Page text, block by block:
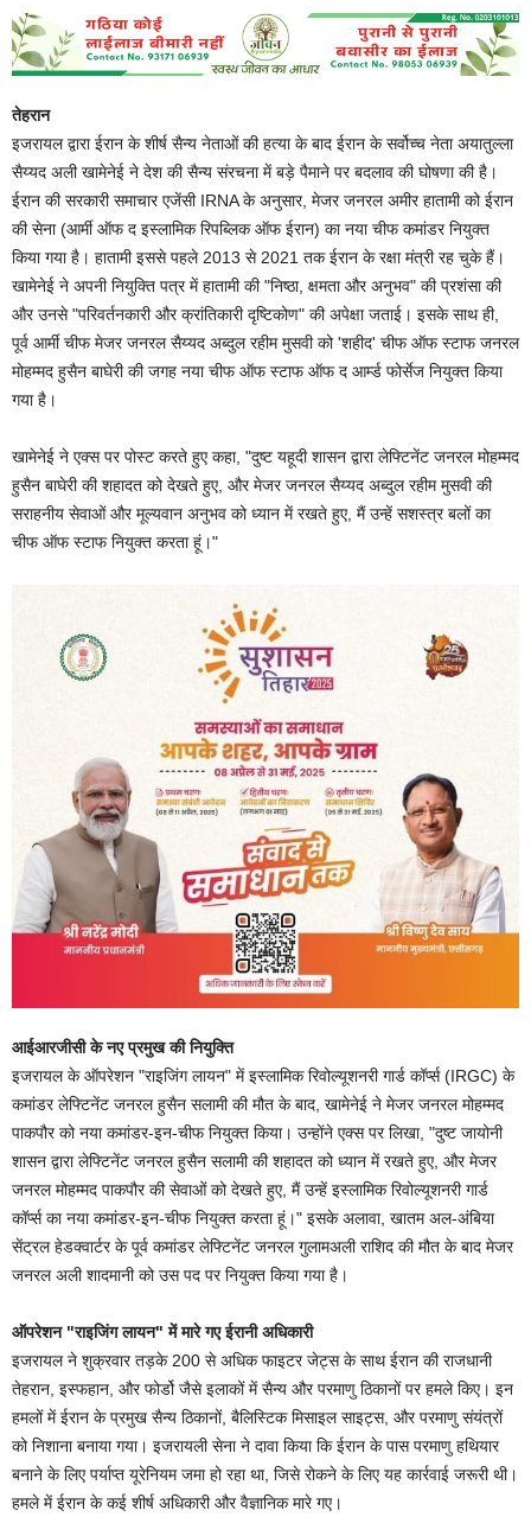
तेहरान
इजरायल द्वारा ईरान के शीर्ष सैन्य नेताओं की हत्या के बाद ईरान के सर्वोच्च नेता अयातुल्ला
सैय्यद अली खामेनेई ने देश की सैन्य संरचना में बड़े पैमाने पर बदलाव की घोषणा की है।
ईरान की सरकारी समाचार एजेंसी IRNA के अनुसार, मेजर जनरल अमीर हातामी को ईरान
की सेना (आर्मी ऑफ द इस्लामिक रिपब्लिक ऑफ ईरान) का नया चीफ कमांडर नियुक्त
किया गया है। हातामी इससे पहले 2013 से 2021 तक ईरान के रक्षा मंत्री रह चुके हैं।
खामेनेई ने अपनी नियुक्ति पत्र में हातामी की "निष्ठा, क्षमता और अनुभव" की प्रशंसा की
और उनसे "परिवर्तनकारी और क्रांतिकारी दृष्टिकोण" की अपेक्षा जताई। इसके साथ ही,
पूर्व आर्मी चीफ मेजर जनरल सैय्यद अब्दुल रहीम मुसवी को 'शहीद' चीफ ऑफ स्टाफ जनरल
मोहम्मद हुसैन बाघेरी की जगह नया चीफ ऑफ स्टाफ ऑफ द आर्म्ड फोर्सेज नियुक्त किया
गया है।
खामेनेई ने एक्स पर पोस्ट करते हुए कहा, "दुष्ट यहूदी शासन द्वारा लेफ्टिनेंट जनरल मोहम्मद
हुसैन बाघेरी की शहादत को देखते हुए, और मेजर जनरल सैय्यद अब्दुल रहीम मुसवी की
सराहनीय सेवाओं और मूल्यवान अनुभव को ध्यान में रखते हुए, मैं उन्हें सशस्त्र बलों का
चीफ ऑफ स्टाफ नियुक्त करता हूं।"
आईआरजीसी के नए प्रमुख की नियुक्ति
इजरायल के ऑपरेशन "राइजिंग लायन" में इस्लामिक रिवोल्यूशनरी गार्ड कॉर्प्स (IRGC) के
कमांडर लेफ्टिनेंट जनरल हुसैन सलामी की मौत के बाद, खामेनेई ने मेजर जनरल मोहम्मद
पाकपौर को नया कमांडर-इन-चीफ नियुक्त किया। उन्होंने एक्स पर लिखा, "दुष्ट जायोनी
शासन द्वारा लेफ्टिनेंट जनरल हुसैन सलामी की शहादत को ध्यान में रखते हुए, और मेजर
जनरल मोहम्मद पाकपौर की सेवाओं को देखते हुए, मैं उन्हें इस्लामिक रिवोल्यूशनरी गार्ड
कॉर्प्स का नया कमांडर-इन-चीफ नियुक्त करता हूं।" इसके अलावा, खातम अल-अंबिया
सेंट्रल हेडक्वार्टर के पूर्व कमांडर लेफ्टिनेंट जनरल गुलामअली राशिद की मौत के बाद मेजर
जनरल अली शादमानी को उस पद पर नियुक्त किया गया है।
ऑपरेशन "राइजिंग लायन" में मारे गए ईरानी अधिकारी
इजरायल ने शुक्रवार तड़के 200 से अधिक फाइटर जेट्स के साथ ईरान की राजधानी
तेहरान, इस्फहान, और फोर्डो जैसे इलाकों में सैन्य और परमाणु ठिकानों पर हमले किए। इन
हमलों में ईरान के प्रमुख सैन्य ठिकानों, बैलिस्टिक मिसाइल साइट्स, और परमाणु संयंत्रों
को निशाना बनाया गया। इजरायली सेना ने दावा किया कि ईरान के पास परमाणु हथियार
बनाने के लिए पर्याप्त यूरेनियम जमा हो रहा था, जिसे रोकने के लिए यह कार्रवाई जरूरी थी।
हमले में ईरान के कई शीर्ष अधिकारी और वैज्ञानिक मारे गए।